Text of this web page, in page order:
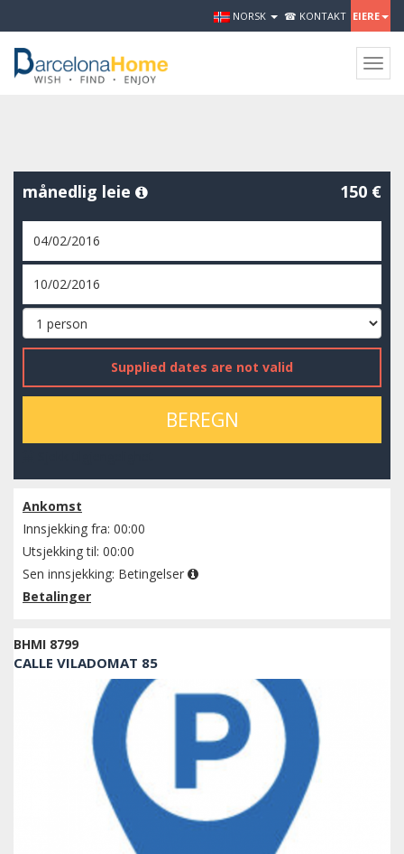
NORSK ☎ KONTAKT EIERE
månedlig leie 150 €
Supplied dates are not valid
BEREGN
Ankomst
Innsjekking fra: 00:00
Utsjekking til: 00:00
Sen innsjekking: Betingelser
Betalinger
BHMI 8799
CALLE VILADOMAT 85